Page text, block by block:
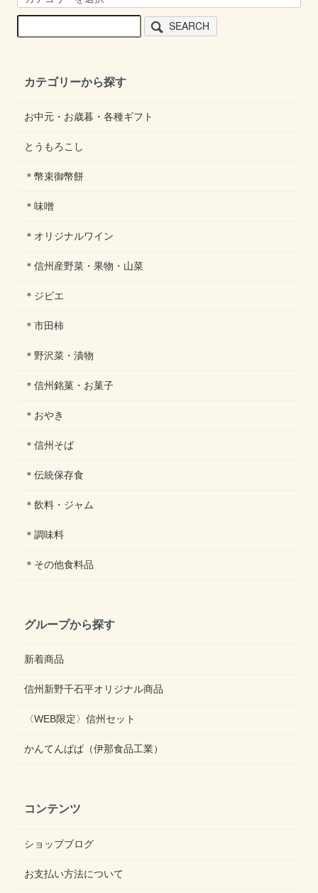
SEARCH
カテゴリーから探す
お中元・お歳暮・各種ギフト
とうもろこし
＊幣束御幣餅
＊味噌
＊オリジナルワイン
＊信州産野菜・果物・山菜
＊ジビエ
＊市田柿
＊野沢菜・漬物
＊信州銘菓・お菓子
＊おやき
＊信州そば
＊伝統保存食
＊飲料・ジャム
＊調味料
＊その他食料品
グループから探す
新着商品
信州新野千石平オリジナル商品
〈WEB限定〉信州セット
かんてんぱぱ（伊那食品工業）
コンテンツ
ショップブログ
お支払い方法について